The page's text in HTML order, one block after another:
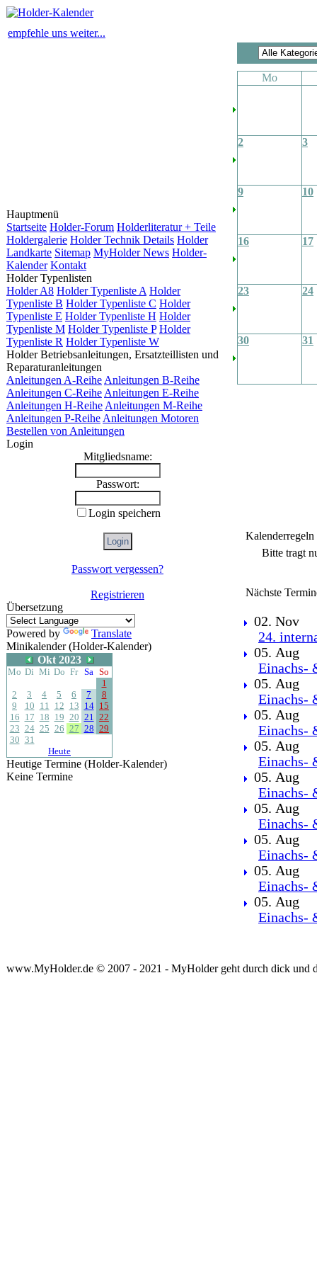
empfehle uns weiter...
Hauptmenü
Startseite Holder-Forum Holderliteratur + Teile
Holdergalerie Holder Technik Details Holder
Landkarte Sitemap MyHolder News Holder-
Kalender Kontakt
Holder Typenlisten
Holder A8 Holder Typenliste A Holder
Typenliste B Holder Typenliste C Holder
Typenliste E Holder Typenliste H Holder
Typenliste M Holder Typenliste P Holder
Typenliste R Holder Typenliste W
Holder Betriebsanleitungen, Ersatzteillisten und
Reparaturanleitungen
Anleitungen A-Reihe Anleitungen B-Reihe
Anleitungen C-Reihe Anleitungen E-Reihe
Anleitungen H-Reihe Anleitungen M-Reihe
Anleitungen P-Reihe Anleitungen Motoren
Bestellen von Anleitungen
Login
Mitgliedsname:
Passwort:
Login speichern
Passwort vergessen?
Registrieren
Übersetzung
Powered by
Translate
Minikalender (Holder-Kalender)
Okt 2023
Mo Di Mi Do Fr Sa So
1
2
3 4 5 6 7
8
9
10 11 12 13 14 15
16 17 18 19 20 21 22
23 24 25 26 27 28 29
30 31
Heute
Heutige Termine (Holder-Kalender)
Keine Termine
Mo
2 3
9 10
16 17
23 24
30 31
Kalenderregeln
Bitte tragt
Nächste
02. Nov
24.
05. Aug
Einachs-
05. Aug
Einachs-
05. Aug
Einachs-
05. Aug
Einachs-
05. Aug
Einachs-
05. Aug
Einachs-
05. Aug
Einachs-
05. Aug
Einachs-
05. Aug
Einachs-
www.MyHolder.de © 2007 - 2021 - MyHolder geht durch dick und